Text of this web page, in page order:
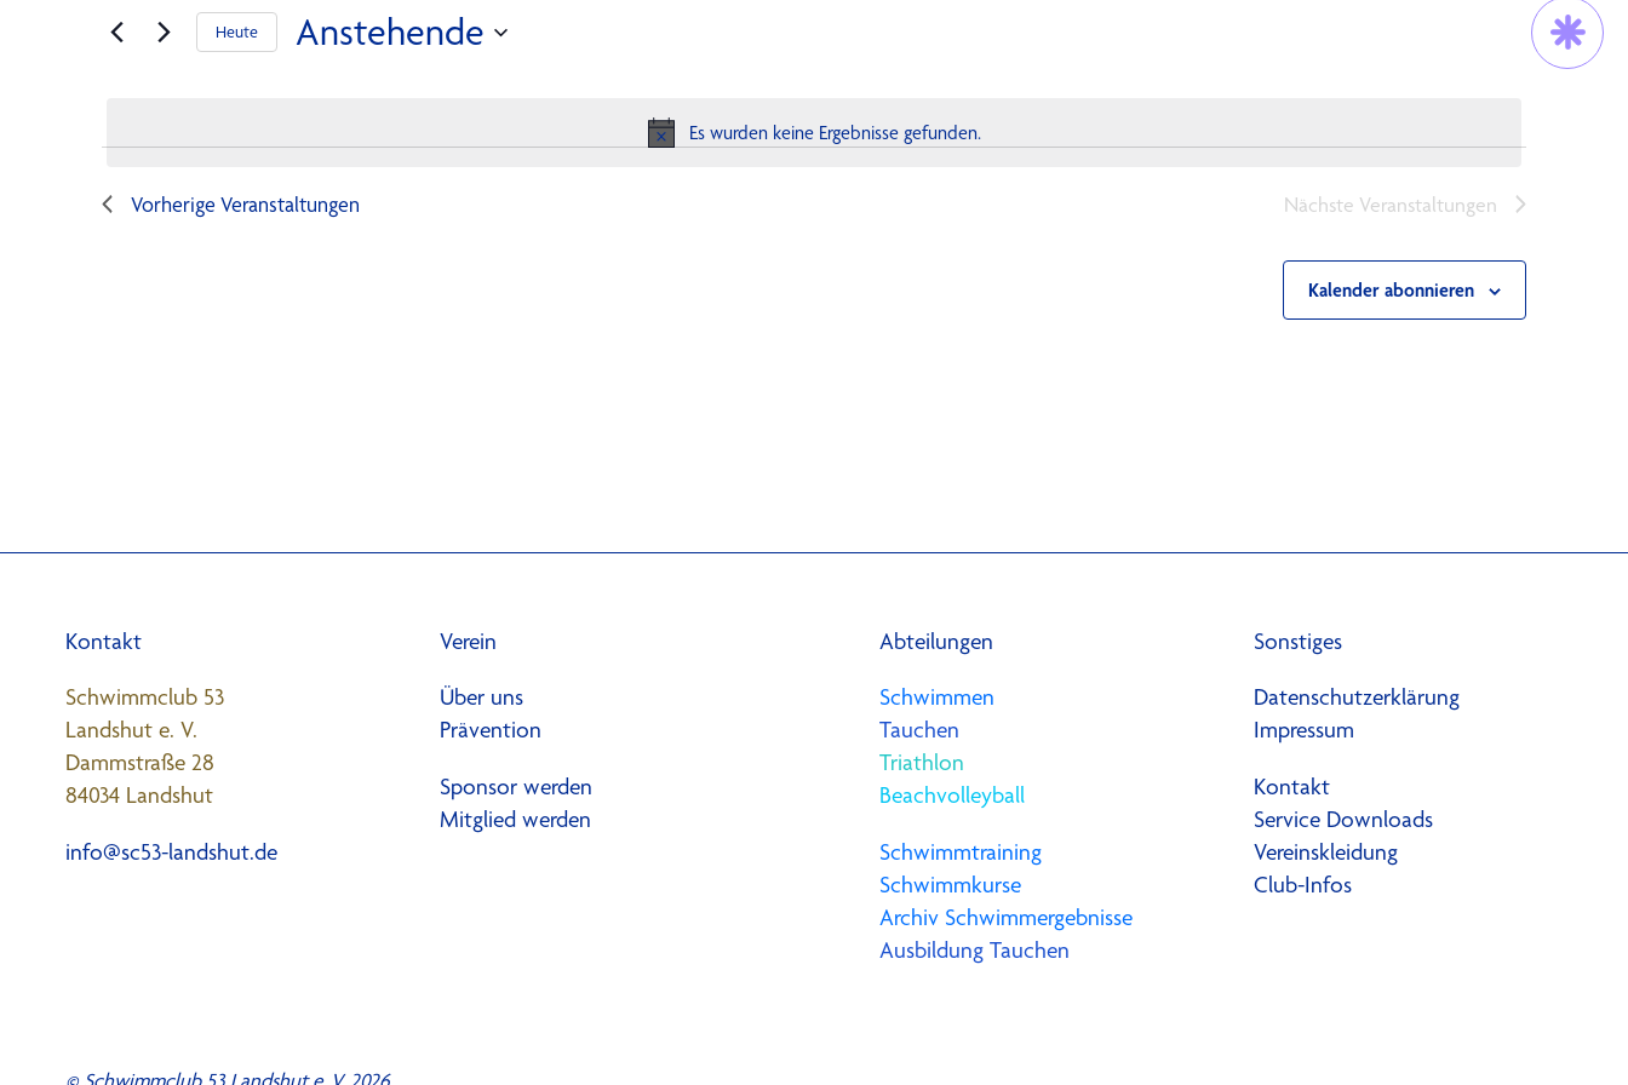
Hinweis
Es wurden keine Ergebnisse gefunden.
Ansichten,
Heute Anstehende
Vorherige Veranstaltungen Nächste Veranstaltungen
Kalender abonnieren
Kontakt
Schwimmclub 53
Landshut e. V.
Dammstraße 28
84034 Landshut
info@sc53-landshut.de
Verein
Über uns
Prävention
Sponsor werden
Mitglied werden
Abteilungen
Schwimmen
Tauchen
Triathlon
Beachvolleyball
Schwimmtraining
Schwimmkurse
Archiv Schwimmergebnisse
Ausbildung Tauchen
Sonstiges
Datenschutzerklärung
Impressum
Kontakt
Service Downloads
Vereinskleidung
Club-Infos
© Schwimmclub 53 Landshut e. V. 2026